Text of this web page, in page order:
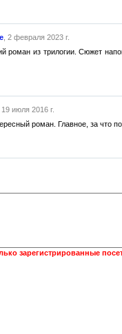
, 2 февраля 2023 г.
роман из трилогии. Сюжет
19 июля 2016 г.
роман. Главное, за что
зарегистрированные